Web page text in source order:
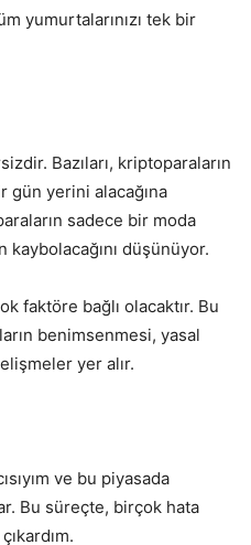
yumurtalarınızı tek bir
Bazıları, kriptoparaların
yerini alacağına
sadece bir moda
düşünüyor.
faktöre bağlı olacaktır. Bu
benimsenmesi, yasal
yer alır.
ve bu piyasada
Bu süreçte, birçok hata